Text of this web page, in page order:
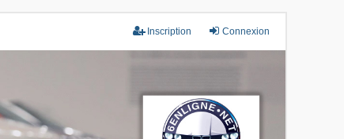
Connexion
Inscription